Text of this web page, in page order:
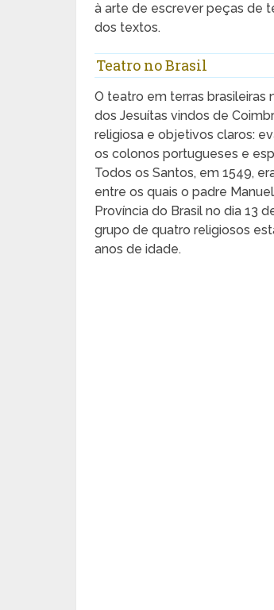
à arte de escrever peças de
dos textos.
Teatro no Brasil
O teatro em terras
dos Jesuítas vindos de
religiosa e objetivos claros:
os colonos portugueses e
Todos os Santos, em 1549,
entre os quais o padre
Província do Brasil no dia 13
grupo de quatro religiosos
anos de idade.